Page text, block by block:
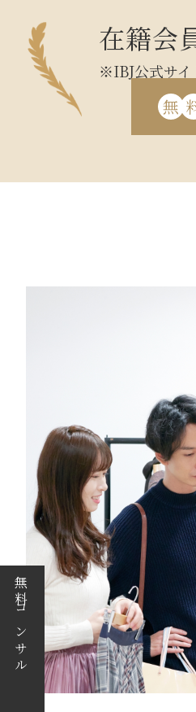
無料コンサル
在籍会
※IBJ公式サイ
無